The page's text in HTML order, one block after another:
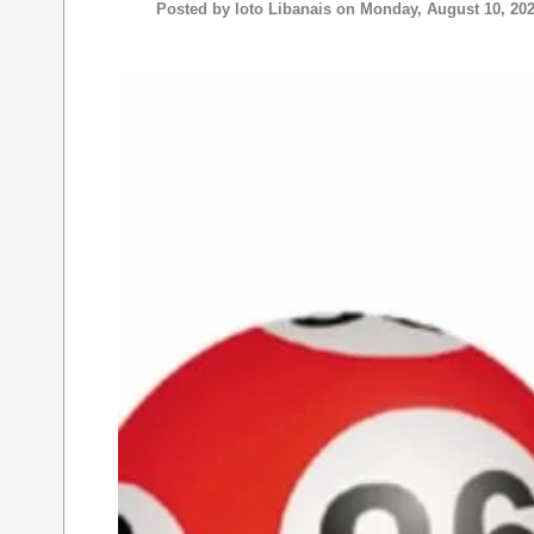
Posted by loto Libanais on Monday, August 10,